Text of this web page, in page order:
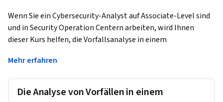
Wenn Sie ein Cybersecurity-Analyst auf Associate-Level sind
und in Security Operation Centern arbeiten, wird Ihnen
dieser Kurs helfen, die Vorfallsanalyse in einem
von Netzwerksicherheitsvorfällen -Beschreiben Sie die
Mehr erfahren
Die Analyse von Vorfällen in einem